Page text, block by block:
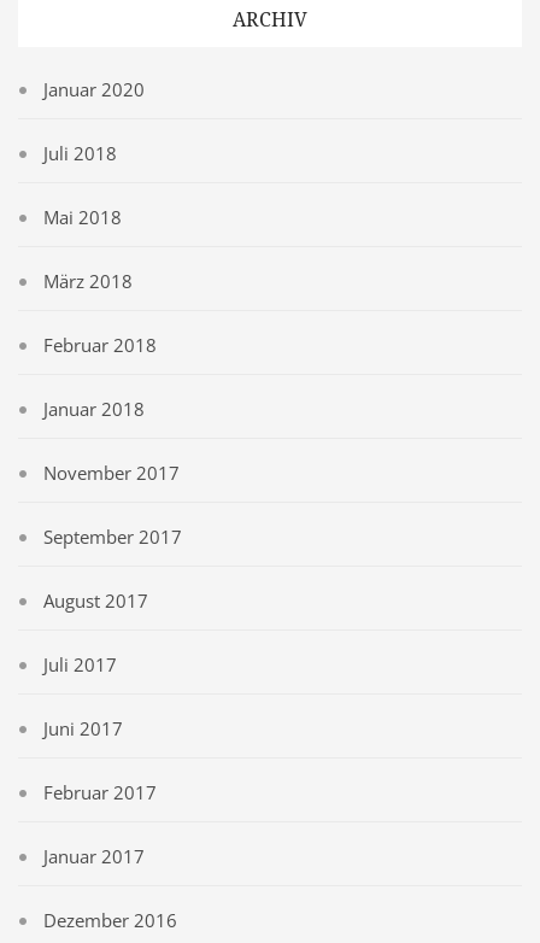
ARCHIV
Januar 2020
Juli 2018
Mai 2018
März 2018
Februar 2018
Januar 2018
November 2017
September 2017
August 2017
Juli 2017
Juni 2017
Februar 2017
Januar 2017
Dezember 2016